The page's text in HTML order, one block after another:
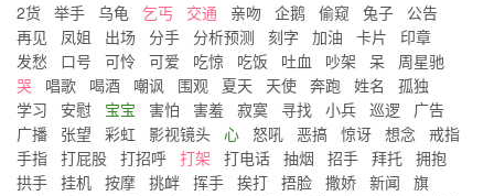
2货 举手 乌龟 乞丐 交通 亲吻 企鹅 偷窥 兔子
公告
再见
凤姐 出场 分手 分析预测 刻字 加油 卡片
印章
发愁
口号 可怜 可爱 吃惊 吃饭 吐血 吵架 呆
周星驰
哭
唱歌 喝酒 嘲讽 围观 夏天 天使 奔跑 姓名
孤独
学习
安慰 宝宝 害怕 害羞 寂寞 寻找 小兵 巡逻
广告
广播
张望 彩虹 影视镜头 心 怒吼 恶搞 惊讶 想念
戒指
手指 打屁股 打招呼 打架 打电话 抽烟 招手 拜托 拥抱
拱手 挂机 按摩 挑衅 挥手 挨打 捂脸 撒娇 新闻
旗